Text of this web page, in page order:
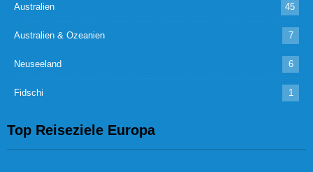
Australien 45
Australien & Ozeanien 7
Neuseeland 6
Fidschi 1
Top Reiseziele Europa